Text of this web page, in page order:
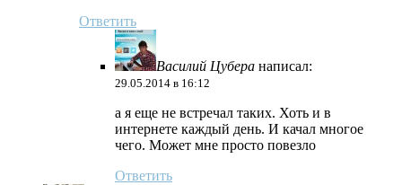
Ответить
Василий Цубера написал:
29.05.2014 в 16:12
а я еще не встречал таких. Хоть и в
интернете каждый день. И качал многое
чего. Может мне просто повезло
Ответить